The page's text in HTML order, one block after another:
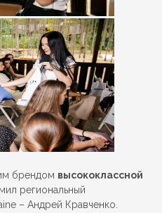
брендом высококлассной
региональный
– Андрей Кравченко.